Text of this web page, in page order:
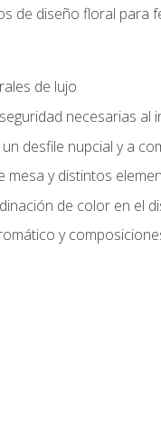
de diseño floral para
de lujo
necesarias al
desfile nupcial y a
mesa y distintos
de color en el
y